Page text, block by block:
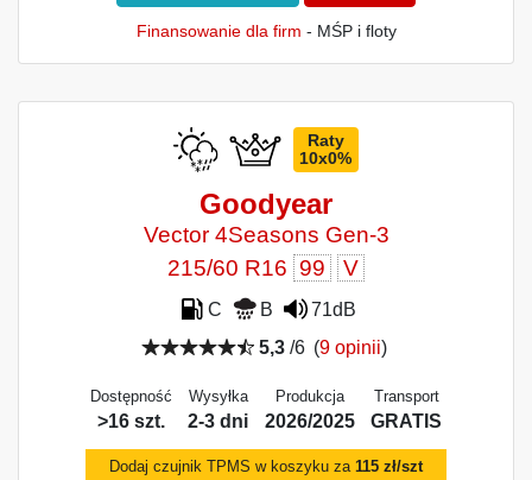
Finansowanie dla firm - MŚP i floty
Raty
10x0%
Goodyear
Vector 4Seasons Gen-3
215/60 R16 99 V
C B
71dB
5,3 /6 (9 opinii)
Dostępność
>16 szt.
Wysyłka
2-3 dni
Produkcja
2026/2025
Transport
GRATIS
Dodaj czujnik TPMS w koszyku za 115 zł/szt